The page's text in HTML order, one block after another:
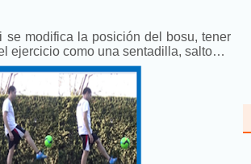
modifica la posición del bosu, tener
ejercicio como una sentadilla, salto…